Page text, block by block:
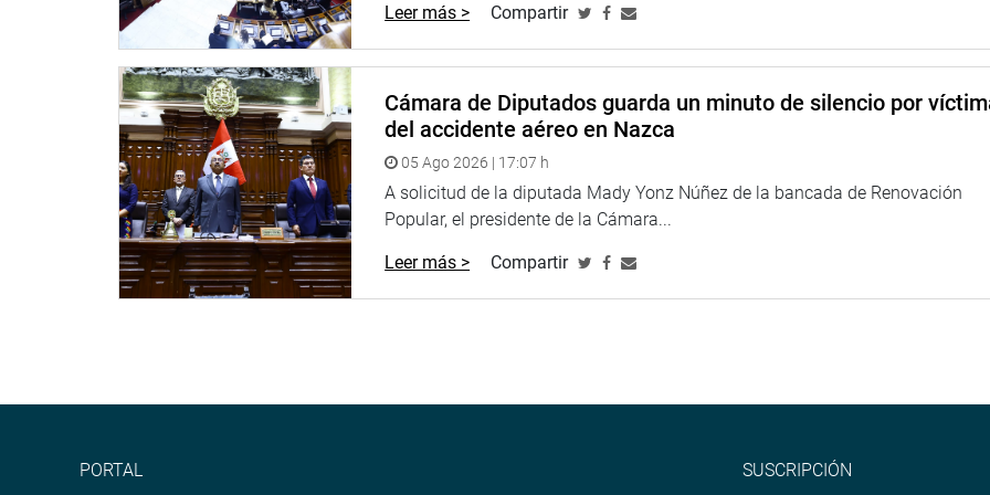
monetarios de sus socios usuarios-propietarios, lo cual debe conducirlos a un crecimiento y desarrollo sostenible
con visión empresarial», señaló.
OFICINA DE COMUNICACIONES
Leer más > Compartir
Cámara de Diputados guarda un minuto de silencio por
del accidente aéreo en Nazca
05 Ago 2026 | 17:07 h
A solicitud de la diputada Mady Yonz Núñez de la bancada de Renovación
Popular, el presidente de la Cámara...
Leer más > Compartir
PORTAL SUSCRIPCIÓN